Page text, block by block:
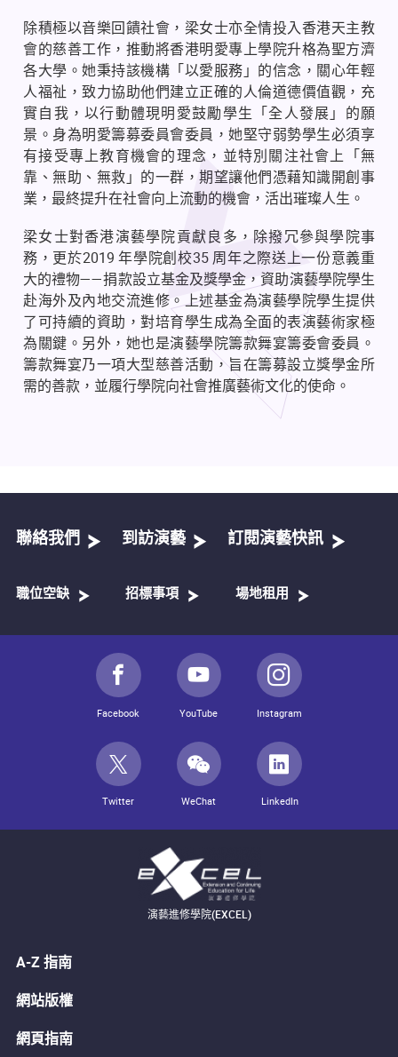
除積極以音樂回饋社會，梁女士亦全情投入香港天主教
會的慈善工作，推動將香港明愛專上學院升格為聖方濟
各大學。她秉持該機構「以愛服務」的信念，關心年輕
人福祉，致力協助他們建立正確的人倫道德價值觀，充
實自我，以行動體現明愛鼓勵學生「全人發展」的願
景。身為明愛籌募委員會委員，她堅守弱勢學生必須享
有接受專上教育機會的理念，並特別關注社會上「無
靠、無助、無救」的一群，期望讓他們憑藉知識開創事
業，最終提升在社會向上流動的機會，活出璀璨人生。
梁女士對香港演藝學院貢獻良多，除撥冗參與學院事
務，更於2019 年學院創校35 周年之際送上一份意義重
大的禮物——捐款設立基金及獎學金，資助演藝學院學生
赴海外及內地交流進修。上述基金為演藝學院學生提供
了可持續的資助，對培育學生成為全面的表演藝術家極
為關鍵。另外，她也是演藝學院籌款舞宴籌委會委員。
籌款舞宴乃一項大型慈善活動，旨在籌募設立獎學金所
需的善款，並履行學院向社會推廣藝術文化的使命。
聯絡我們 到訪演藝 訂閱演藝快訊
職位空缺 招標事項 場地租用
Facebook YouTube Instagram
Twitter WeChat LinkedIn
演藝進修學院(EXCEL)
A-Z 指南
網站版權
網頁指南